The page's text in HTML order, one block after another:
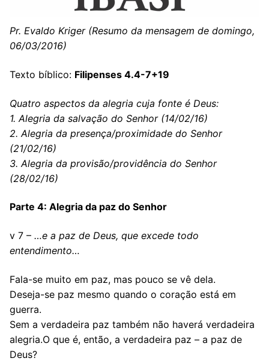
Pr. Evaldo Kriger (Resumo da mensagem de domingo,
06/03/2016)
Texto bíblico: Filipenses 4.4-7+19
Quatro aspectos da alegria cuja fonte é Deus:
1. Alegria da salvação do Senhor (14/02/16)
2. Alegria da presença/proximidade do Senhor
(21/02/16)
3. Alegria da provisão/providência do Senhor
(28/02/16)
Parte 4: Alegria da paz do Senhor
v 7 – …e a paz de Deus, que excede todo
entendimento…
Fala-se muito em paz, mas pouco se vê dela.
Deseja-se paz mesmo quando o coração está em
guerra.
Sem a verdadeira paz também não haverá verdadeira
alegria.O que é, então, a verdadeira paz – a paz de
Deus?